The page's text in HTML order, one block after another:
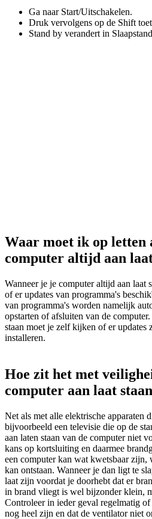
Ga naar Start/Uitschakelen.
Druk vervolgens op de Shift
Stand by verandert in
Waar moet ik op letten
computer altijd aan
Wanneer je je computer altijd aan laat
of er updates van programma's
van programma's worden namelijk
opstarten of afsluiten van de
staan moet je zelf kijken of er updates
installeren.
Hoe zit het met
computer aan laat staan
Net als met alle elektrische apparaten
bijvoorbeeld een televisie die op de
aan laten staan van de computer niet
kans op kortsluiting en daarmee
een computer kan wat kwetsbaar zijn,
kan ontstaan. Wanneer je dan ligt te
laat zijn voordat je doorhebt dat er
in brand vliegt is wel bijzonder klein,
Controleer in ieder geval regelmatig
nog heel zijn en dat de ventilator niet